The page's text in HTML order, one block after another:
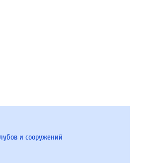
и сооружений